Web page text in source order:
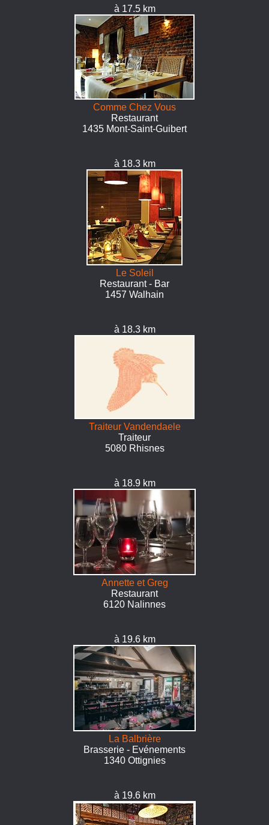
à 17.5 km
Comme Chez Vous
Restaurant
1435 Mont-Saint-Guibert
à 18.3 km
Le Soleil
Restaurant - Bar
1457 Walhain
à 18.3 km
Traiteur Vandendaele
Traiteur
5080 Rhisnes
à 18.9 km
Annette et Greg
Restaurant
6120 Nalinnes
à 19.6 km
La Balbrière
Brasserie - Evénements
1340 Ottignies
à 19.6 km